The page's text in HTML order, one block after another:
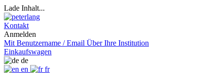
Lade Inhalt...
Kontakt
Anmelden
Mit Benutzername / Email Über Ihre Institution
Einkaufswagen
de
en
fr